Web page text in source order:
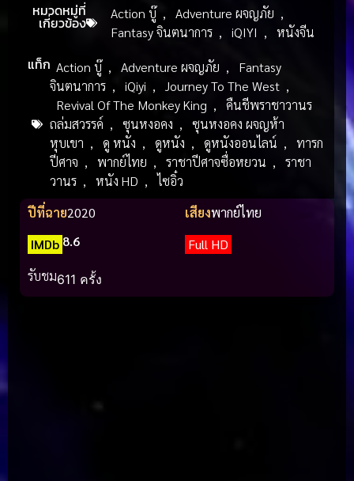
หมวดหมู่ที่
เกี่ยวข้อง
Action บู๊ , Adventure ผจญภัย ,
Fantasy จินตนาการ , iQIYI , หนังจีน
แท็ก Action บู๊ , Adventure ผจญภัย ,
Fantasy
จินตนาการ , iQiyi , Journey To The West ,
Revival Of The Monkey King ,
คืนชีพราชาวานร
ถล่มสวรรค์ , ซุนหงอคง ,
ซุนหงอคง ผจญห้า
หุบเขา , ดู หนัง , ดูหนัง , ดูหนังออนไลน์ ,
ทารก
ปีศาจ , พากย์ไทย , ราชาปีศาจซื่อหยวน ,
ราชา
วานร , หนัง HD ,
ไซอิ๋ว
ปีที่ฉาย2020 เสียงพากย์ไทย
IMDb 8.6
Full HD
รับชม611 ครั้ง